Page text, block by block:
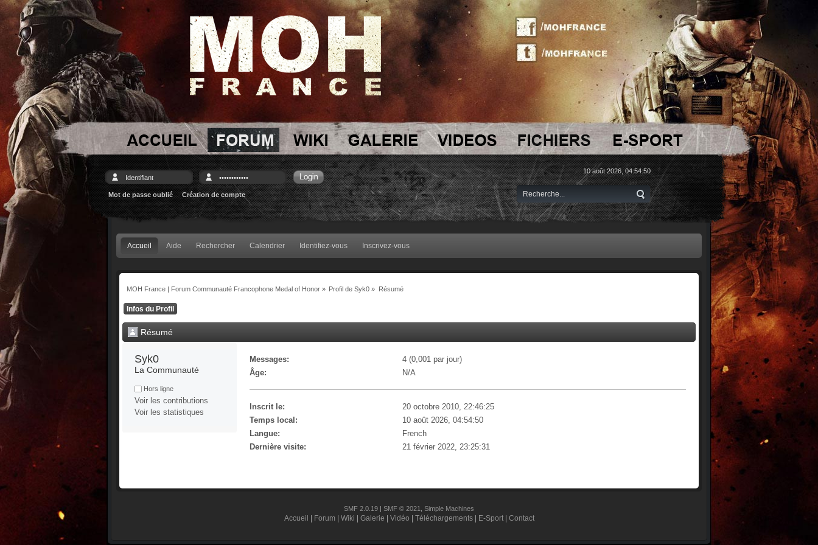
Mot de passe oublié Création de compte
10 août 2026, 04:54:50
Accueil Aide Rechercher Calendrier Identifiez-vous Inscrivez-vous
MOH France | Forum Communauté Francophone Medal of Honor» Profil de Syk0 » Résumé
Infos du Profil
Résumé
Syk0
La Communauté
Hors ligne
Voir les contributions
Voir les statistiques
Messages:
4 (0,001 par jour)
Âge:
N/A
Inscrit le:
20 octobre 2010, 22:46:25
Temps local:
10 août 2026, 04:54:50
Langue:
French
Dernière visite:
21 février 2022, 23:25:31
SMF 2.0.19 | SMF © 2021 Simple Machines
Accueil Forum Wiki Galerie Vidéo Téléchargements| E-Sport| Contact